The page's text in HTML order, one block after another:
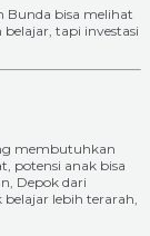
Bunda bisa melihat
tapi investasi
membutuhkan
potensi anak bisa
Depok dari
lebih terarah,